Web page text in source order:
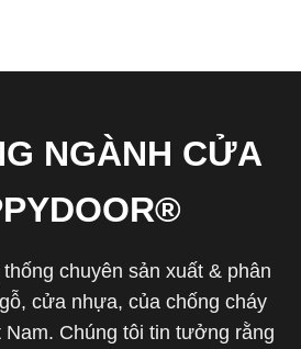
NGÀNH CỬA
chuyên sản xuất & phân
cửa nhựa, của chống cháy
Chúng tôi tin tưởng rằng